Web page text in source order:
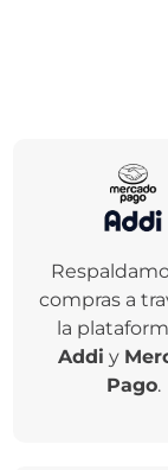
compras a
la
Addi y
Pago.